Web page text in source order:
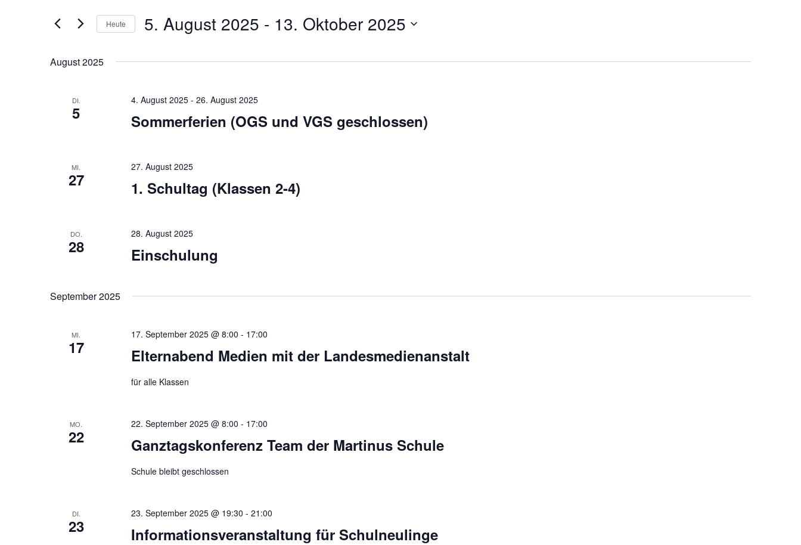
Ganztagsschule
Ansichten,
Navigation
nach
Heute 5. August 2025 - 13. Oktober 2025
August 2025
DI.
5 Sommerferien (OGS und VGS geschlossen)
4. August 2025- 26. August 2025
MI.
27 1. Schultag (Klassen 2-4)
27. August 2025
DO.
28 Einschulung
28. August 2025
September 2025
MI.
17 Elternabend Medien mit der Landesmedienanstalt
17. September 2025 @ 8:00 - 17:00
für alle Klassen
MO.
22 Ganztagskonferenz Team der Martinus Schule
22. September 2025 @ 8:00 - 17:00
Schule bleibt geschlossen
DI.
23 Informationsveranstaltung für Schulneulinge
23. September 2025 @ 19:30 - 21:00